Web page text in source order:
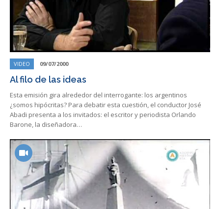
VIDEO 09/07/2000
Al filo de las ideas
Esta emisión gira alrededor del interrogante: los argentinos
¿somos hipócritas? Para debatir esta cuestión, el conductor José
Abadi presenta a los invitados: el escritor y periodista Orlando
Barone, la diseñadora…